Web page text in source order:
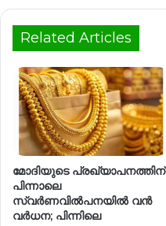
Related Articles
മോദിയുടെ പ്രഖ്യാപനത്തിന്
പിന്നാലെ
സ്വര്‍ണവില്‍പനയില്‍ വന്‍
വര്‍ധന; പിന്നിലെ